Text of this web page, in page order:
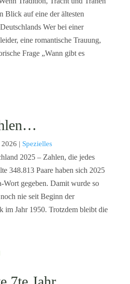
Blick auf eine der ältesten
Wer bei einer
eine romantische Trauung,
Frage „Wann gibt es
| Spezielles
2025 – Zahlen, die jedes
348.813 Paare haben sich 2025
Wort gegeben. Damit wurde so
nie seit Beginn der
im Jahr 1950. Trotzdem bleibt die